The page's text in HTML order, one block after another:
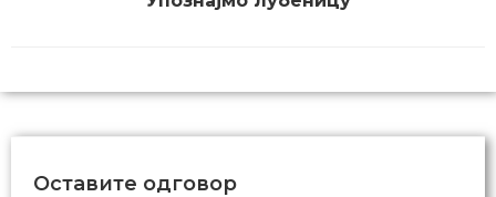
Оставите одговор